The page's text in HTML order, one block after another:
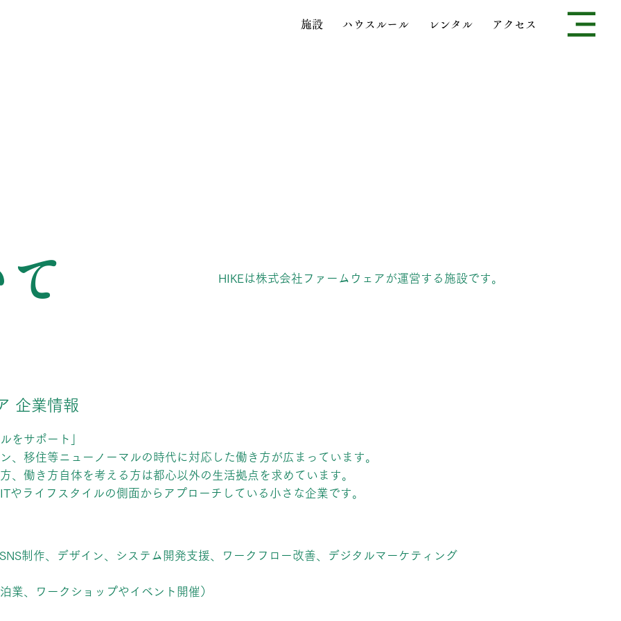
施設 ハウスルール レンタル アクセス
HIKEは株式会社ファームウェアが運営する施設です。
企業情報
をサポート」
、移住等ニューノーマルの時代に対応した働き方が広まっています。
、働き方自体を考える方は都心以外の生活拠点を求めています。
やライフスタイルの側面からアプローチしている小さな企業です。
制作、デザイン、システム開発支援、ワークフロー改善、デジタルマーケティング
、ワークショップやイベント開催）